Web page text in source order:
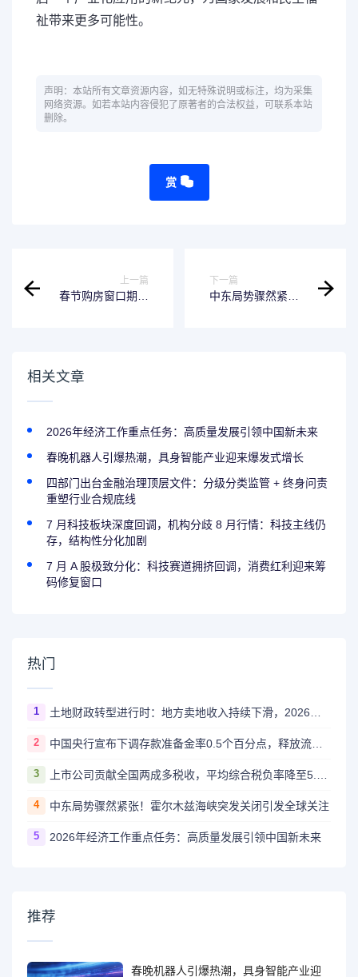
祉带来更多可能性。
声明：本站所有文章资源内容，如无特殊说明或标注，均为采集
网络资源。如若本站内容侵犯了原著者的合法权益，可联系本站
删除。
赏
上一篇
春节购房窗口期：
下一篇
中东局势骤然紧
相关文章
2026年经济工作重点任务：高质量发展引领中国新未来
春晚机器人引爆热潮，具身智能产业迎来爆发式增长
四部门出台金融治理顶层文件：分级分类监管 + 终身问责
重塑行业合规底线
7 月科技板块深度回调，机构分歧 8 月行情：科技主线仍
存，结构性分化加剧
7 月 A 股极致分化：科技赛道拥挤回调，消费红利迎来筹
码修复窗口
热门
1
2 中国央行宣布下调存款准备金率0.5个百分点，释放流动性支持经济高质量发展
3
4 中东局势骤然紧张！霍尔木兹海峡突发关闭引发全球关注
5 2026年经济工作重点任务：高质量发展引领中国新未来
推荐
春晚机器人引爆热潮，具身智能产业迎